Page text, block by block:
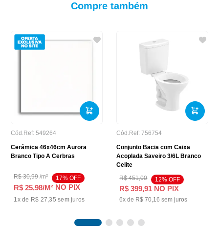
Compre também
Cód.Ref: 549264
Cerâmica 46x46cm Aurora
Branco Tipo A Cerbras
R$ 30,99/m² 17% OFF
R$ 25,98/M² NO PIX
1 x de R$ 27,35 sem juros
Cód.Ref: 756754
Conjunto Bacia com Caixa
Acoplada Saveiro 3/6L Branco
Celite
R$ 451,00 12% OFF
R$ 399,91 NO PIX
6x de R$ 70 16 sem juros